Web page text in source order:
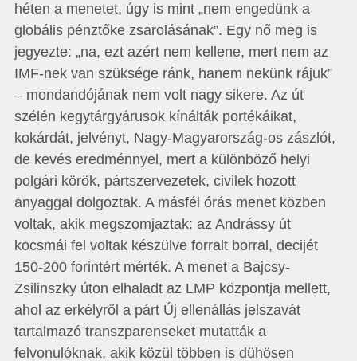
héten a menetet, úgy is mint „nem engedünk a
globális pénztőke zsarolásának”. Egy nő meg is
jegyezte: „na, ezt azért nem kellene, mert nem az
IMF-nek van szüksége ránk, hanem nekünk rájuk”
– mondandójának nem volt nagy sikere. Az út
szélén kegytárgyárusok kínálták portékáikat,
kokárdát, jelvényt, Nagy-Magyarország-os zászlót,
de kevés eredménnyel, mert a különböző helyi
polgári körök, pártszervezetek, civilek hozott
anyaggal dolgoztak. A másfél órás menet közben
voltak, akik megszomjaztak: az Andrássy út
kocsmái fel voltak készülve forralt borral, decijét
150-200 forintért mérték. A menet a Bajcsy-
Zsilinszky úton elhaladt az LMP központja mellett,
ahol az erkélyről a párt Új ellenállás jelszavát
tartalmazó transzparenseket mutatták a
felvonulóknak, akik közül többen is dühösen